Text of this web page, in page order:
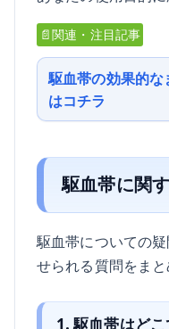
📄関連・注目記事
駆血帯の効果的
はコチラ
駆血帯に関
駆血帯についての
せられる質問をまと
1. 駆血帯はど